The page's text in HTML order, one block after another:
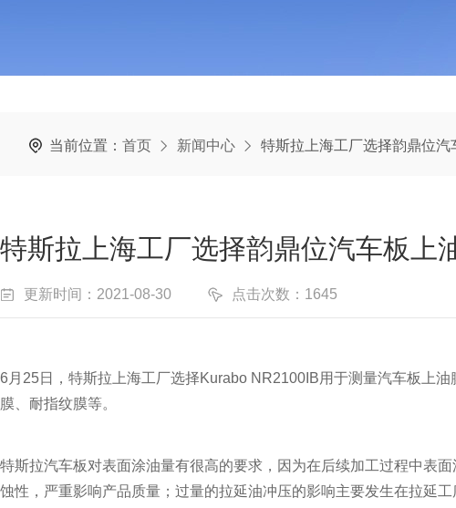
当前位置： 首页 新闻中心 特斯拉上海工厂选择韵鼎位
特斯拉上海工厂选择韵鼎位汽车板上
更新时间：2021-08-30 点击次数：1645
6月25日， 特斯拉上海工厂选择Kurabo NR2100IB用于测量汽车板上
膜、耐指纹膜等。
特斯拉汽车板对表面涂油量有很高的要求，因为在后续加工过程中表
蚀性，严重影响产品质量；过量的拉延油冲压的影响主要发生在拉延